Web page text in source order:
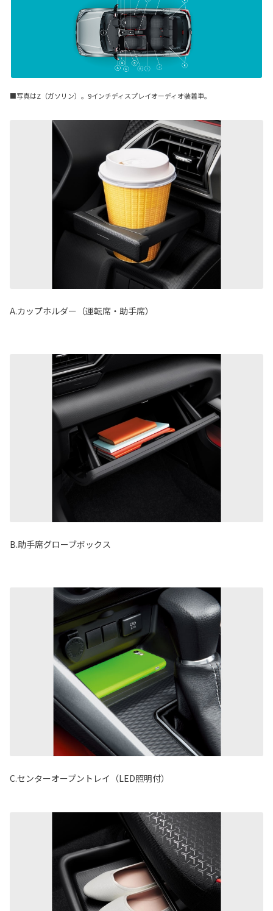
■写真はZ（ガソリン）。9インチディスプレイオーディオ装着車。
A.カップホルダー（運転席・助手席）
B.助手席グローブボックス
C.センターオープントレイ（LED照明付）